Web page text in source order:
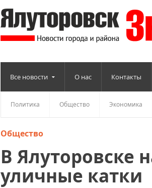
Все новости О нас Контакты
Политика Общество Экономика
Общество
В Ялуторовске
уличные катки